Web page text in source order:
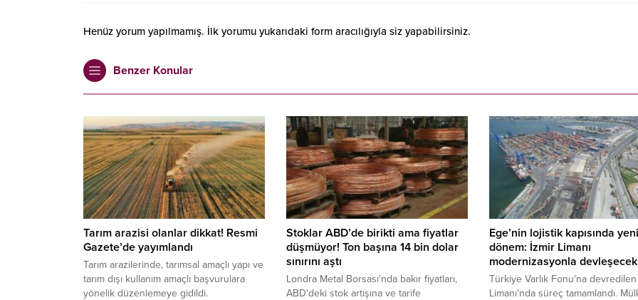
Henüz yorum yapılmamış. İlk yorumu yukarıdaki form aracılığıyla siz yapabilirsiniz.
Benzer Konular
Tarım arazisi olanlar dikkat! Resmi
Gazete’de yayımlandı
Tarım arazilerinde, tarımsal amaçlı yapı ve
tarım dışı kullanım amaçlı başvurulara
yönelik düzenlemeye gidildi.
Stoklar ABD’de birikti ama fiyatlar
düşmüyor! Ton başına 14 bin dolar
sınırını aştı
Londra Metal Borsası'nda bakır fiyatları,
ABD'deki stok artışına ve tarife
Ege’nin lojistik kapısında yeni
dönem: İzmir Limanı
modernizasyonla devleşecek
Türkiye Varlık Fonu'na
Limanı'nda süreç tamamlandı.